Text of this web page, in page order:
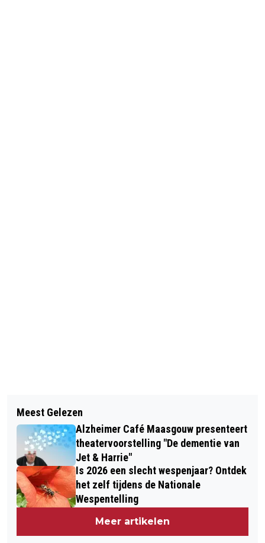
GEEN AUTOGORDEL: IN ÉÉN JAAR
TIJD 58 PROCENT MEER BOETES IN
LIMBURG
RENOVATIE BOVEN VERHUIZEN:
RAPPORT LAAT VERANDERENDE
WOONPRIORITEITEN ZIEN
Meest Gelezen
Alzheimer Café Maasgouw presenteert
theatervoorstelling "De dementie van
Jet & Harrie"
Is 2026 een slecht wespenjaar? Ontdek
het zelf tijdens de Nationale
Wespentelling
Meer artikelen